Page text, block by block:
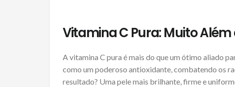
Vitamina C Pura: Muito
A vitamina C pura é mais do que um ótimo aliado
como um poderoso antioxidante, combatendo os
resultado? Uma pele mais brilhante, firme e